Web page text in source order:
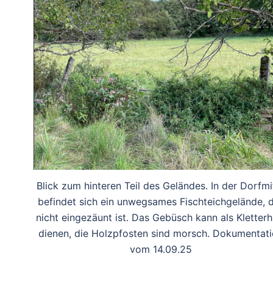
Blick zum hinteren Teil des Geländes. In der
befindet sich ein unwegsames Fischteichgelände,
nicht eingezäunt ist. Das Gebüsch kann als
dienen, die Holzpfosten sind morsch.
vom 14.09.25